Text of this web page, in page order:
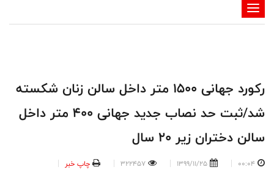
-
-
-
رکورد جهانی ۱۵۰۰ متر داخل سالن زنان شکسته
شد/ثبت حد نصاب جدید جهانی ۴۰۰ متر داخل
سالن دختران زیر ۲۰ سال
00:04
1399/11/25
322457 چاپ خبر